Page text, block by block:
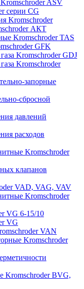
ASV
серии CG
Kromschroder
АКТ
Kromschroder TAS
GFK
Kromschroder GDJ
Kromschroder
запорные
сбросной
давлений
расходов
Kromschroder
клапанов
VAD, VAG, VAV
Kromschroder
VG 6-15/10
VG
VAN
Kromschroder
Kromschroder BVG,